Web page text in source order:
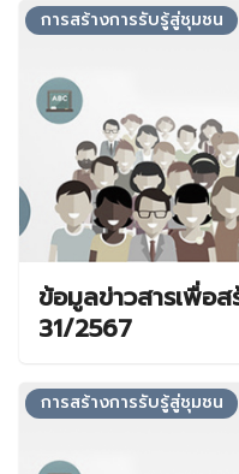
การสร้างการรับรู้สู่ชุมชน
ข้อมูลข่าวสารเพื่อ
31/2567
การสร้างการรับรู้สู่ชุมชน